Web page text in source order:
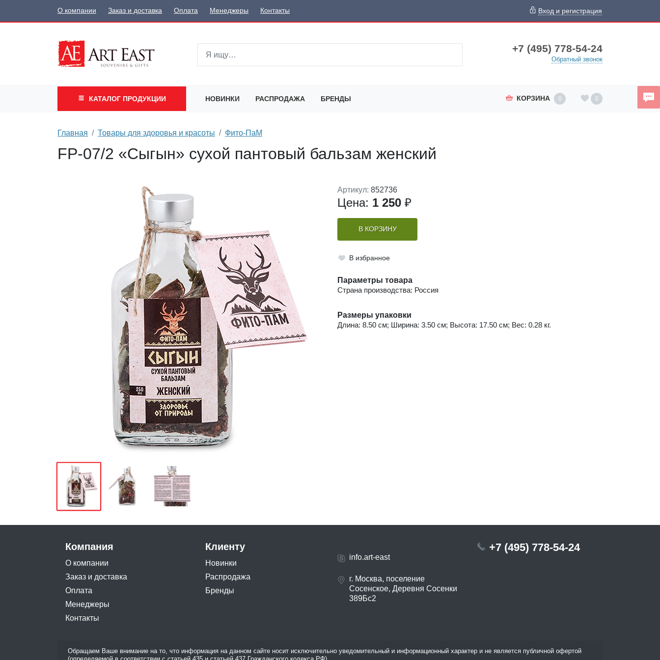
О компании Заказ и доставка Оплата Менеджеры Контакты Вход и регистрация
+7 (495) 778-54-24
Обратный звонок
КАТАЛОГ ПРОДУКЦИИ НОВИНКИ РАСПРОДАЖА БРЕНДЫ КОРЗИНА 0 0
Главная Товары для здоровья и красоты Фито-ПаМ
FP-07/2 «Сыгын» сухой пантовый бальзам женский
Артикул: 852736
Цена: 1 250 ₽
В КОРЗИНУ
В избранное
Параметры товара
Страна производства: Россия
Размеры упаковки
Длина: 8.50 см; Ширина: 3.50 см; Высота: 17.50 см; Вес: 0.28 кг.
Компания
О компании
Заказ и доставка
Оплата
Менеджеры
Контакты
Клиенту
Новинки
Распродажа
Бренды
info.art-east
г. Москва, поселение
Сосенское, Деревня Сосенки
389Бс2
+7 (495) 778-54-24
Обращаем Ваше внимание на то, что информация на данном сайте носит исключительно уведомительный и информационный характер и не является публичной офертой